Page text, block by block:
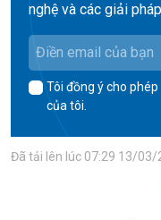
nghệ và các giải
Tôi đồng ý cho
của tôi.
Đã tải lên lúc 07:29 13/03/